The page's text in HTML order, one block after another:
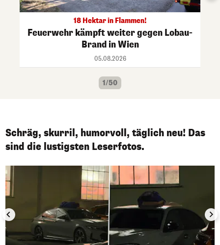
18 Hektar in Flammen!
Feuerwehr kämpft weiter gegen Lobau-
Brand in Wien
05.08.2026
1/50
Schräg, skurril, humorvoll, täglich neu! Das
sind die lustigsten Leserfotos.
1/50